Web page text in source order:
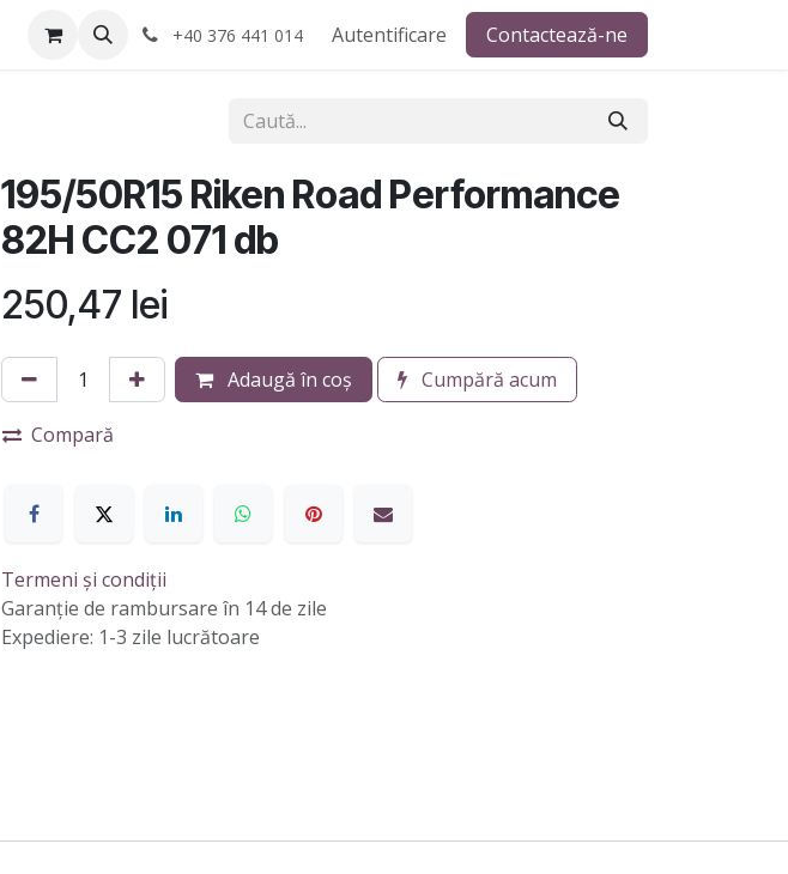
Service-uri montaj +40 376 441 014 Autentificare Contactează-ne
195/50R15 Riken Road Performance
82H CC2 071 db
250,47 lei
Adaugă în coș Cumpără acum
Compară
Termeni și condiții
Garanție de rambursare în 14 de zile
Expediere: 1-3 zile lucrătoare